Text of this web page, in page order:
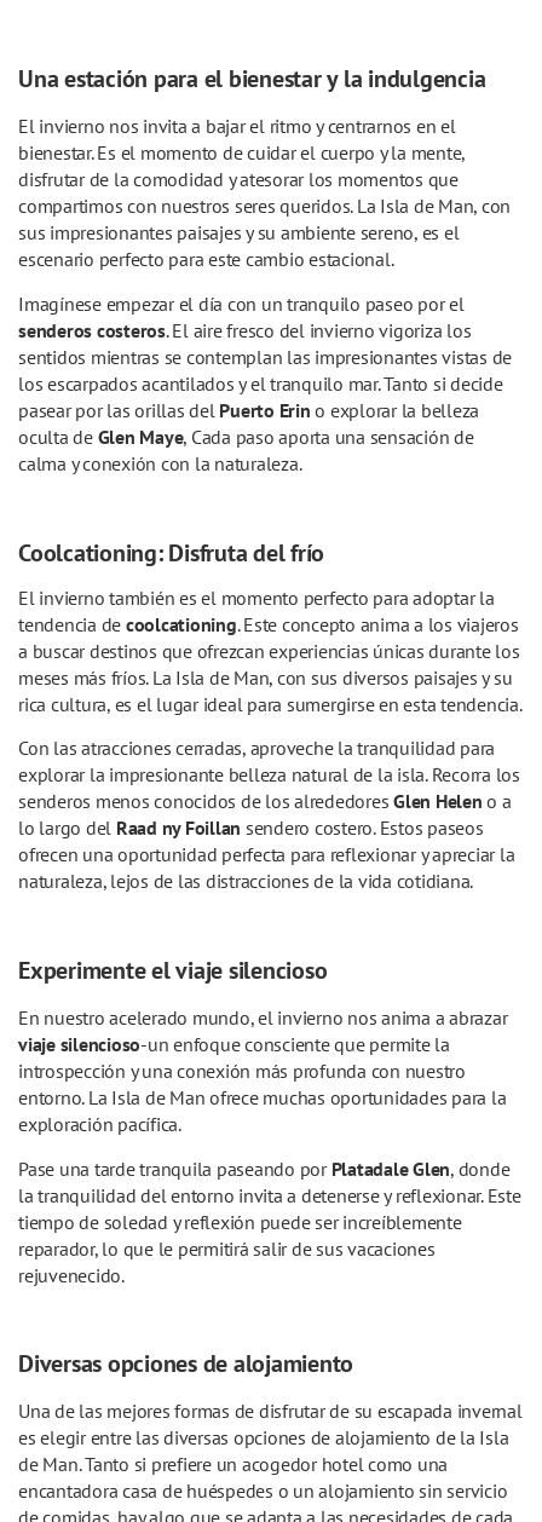
Una estación para el bienestar y la indulgencia
El invierno nos invita a bajar el ritmo y centrarnos en el
bienestar. Es el momento de cuidar el cuerpo y la mente,
disfrutar de la comodidad y atesorar los momentos que
compartimos con nuestros seres queridos. La Isla de Man, con
sus impresionantes paisajes y su ambiente sereno, es el
escenario perfecto para este cambio estacional.
Imagínese empezar el día con un tranquilo paseo por el
senderos costeros. El aire fresco del invierno vigoriza los
sentidos mientras se contemplan las impresionantes vistas de
los escarpados acantilados y el tranquilo mar. Tanto si decide
pasear por las orillas del Puerto Erin o explorar la belleza
oculta de Glen Maye, Cada paso aporta una sensación de
calma y conexión con la naturaleza.
Coolcationing: Disfruta del frío
El invierno también es el momento perfecto para adoptar la
tendencia de coolcationing. Este concepto anima a los viajeros
a buscar destinos que ofrezcan experiencias únicas durante los
meses más fríos. La Isla de Man, con sus diversos paisajes y su
rica cultura, es el lugar ideal para sumergirse en esta tendencia.
Con las atracciones cerradas, aproveche la tranquilidad para
explorar la impresionante belleza natural de la isla. Recorra los
senderos menos conocidos de los alrededores Glen Helen o a
lo largo del Raad ny Foillan sendero costero. Estos paseos
ofrecen una oportunidad perfecta para reflexionar y apreciar la
naturaleza, lejos de las distracciones de la vida cotidiana.
Experimente el viaje silencioso
En nuestro acelerado mundo, el invierno nos anima a abrazar
viaje silencioso-un enfoque consciente que permite la
introspección y una conexión más profunda con nuestro
entorno. La Isla de Man ofrece muchas oportunidades para la
exploración pacífica.
Pase una tarde tranquila paseando por Platadale Glen, donde
la tranquilidad del entorno invita a detenerse y reflexionar. Este
tiempo de soledad y reflexión puede ser increíblemente
reparador, lo que le permitirá salir de sus vacaciones
rejuvenecido.
Diversas opciones de alojamiento
Una de las mejores formas de disfrutar de su escapada invernal
es elegir entre las diversas opciones de alojamiento de la Isla
de Man. Tanto si prefiere un acogedor hotel como una
encantadora casa de huéspedes o un alojamiento sin servicio